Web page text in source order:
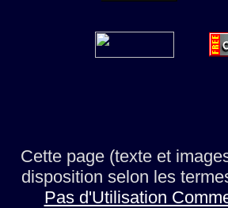
Cette page (texte et
disposition selon les
Pas d'Utilisation